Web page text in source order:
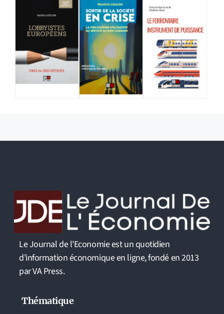
Le Journal de l'Economie est un quotidien
d'information économique en ligne, fondé en 2013
par VA Press.
Thématique